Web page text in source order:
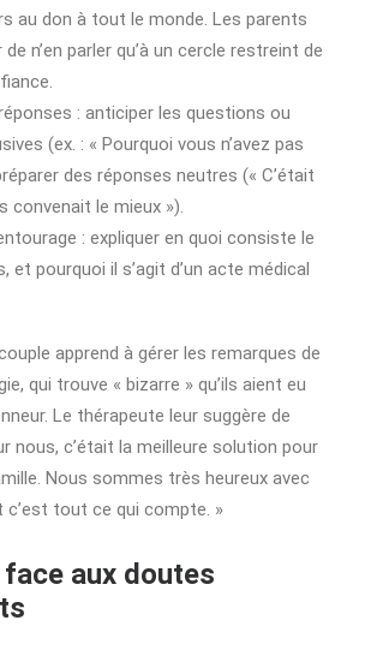
au don à tout le monde. Les parents
n’en parler qu’à un cercle restreint de
: anticiper les questions ou
(ex. : « Pourquoi vous n’avez pas
des réponses neutres (« C’était
convenait le mieux »).
: expliquer en quoi consiste le
et pourquoi il s’agit d’un acte médical
apprend à gérer les remarques de
qui trouve « bizarre » qu’ils aient eu
Le thérapeute leur suggère de
nous, c’était la meilleure solution pour
Nous sommes très heureux avec
tout ce qui compte. »
aux doutes